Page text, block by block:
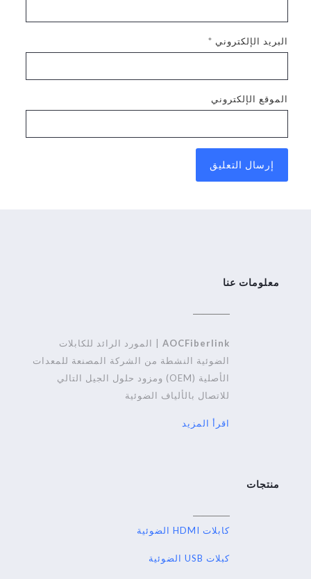
البريد الإلكتروني *
الموقع الإلكتروني
معلومات عنا
AOCFiberlink| المورد الرائد للكابلات
الضوئية النشطة من الشركة المصنعة للمعدات
الأصلية (OEM) ومزود حلول الجيل التالي
للاتصال بالألياف الضوئية
اقرأ المزيد
منتجات
كابلات HDMI الضوئية
كبلات USB الضوئية